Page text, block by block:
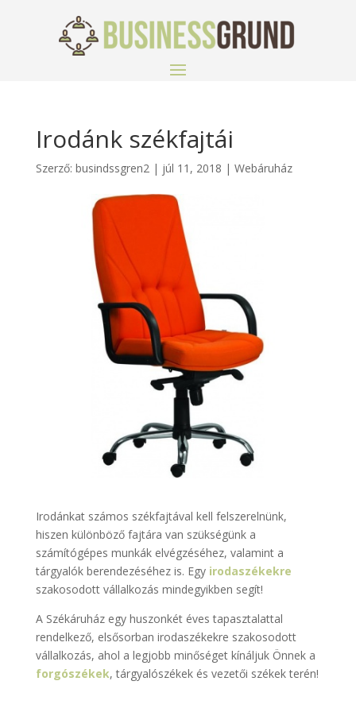
Irodánk székfajtái
Szerző: busindssgren2| júl 11, 2018 | Webáruház
Irodánkat számos székfajtával kell felszerelnünk,
hiszen különböző fajtára van szükségünk a
számítógépes munkák elvégzéséhez, valamint a
tárgyalók berendezéséhez is. Egy irodaszékekre
szakosodott vállalkozás mindegyikben segít!
A Székáruház egy huszonkét éves tapasztalattal
rendelkező, elsősorban irodaszékekre szakosodott
vállalkozás, ahol a legjobb minőséget kínáljuk Önnek a
forgószékek, tárgyalószékek és vezetői székek terén!